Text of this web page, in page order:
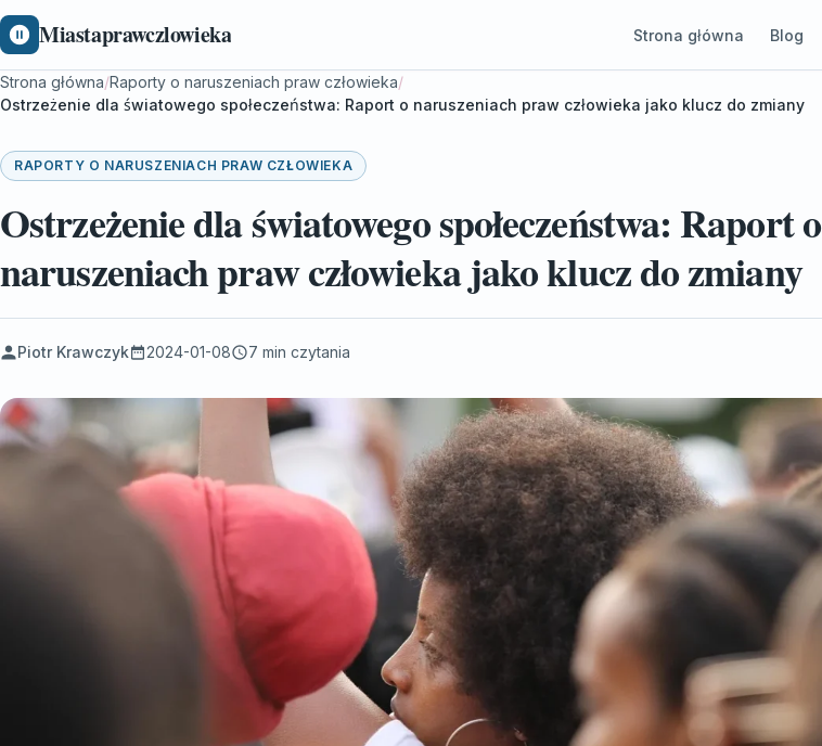
Miastaprawczlowieka Strona główna Blog
Strona główna/Raporty o naruszeniach praw człowieka/
Ostrzeżenie dla światowego społeczeństwa: Raport o naruszeniach praw człowieka jako klucz do zmiany
RAPORTY O NARUSZENIACH PRAW CZŁOWIEKA
Ostrzeżenie dla światowego społeczeństwa: Raport o
naruszeniach praw człowieka jako klucz do zmiany
Piotr Krawczyk 2024-01-08 7 min czytania